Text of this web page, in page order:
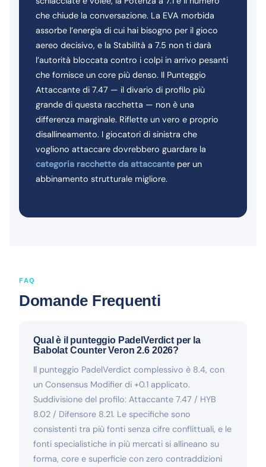
che chiude la conversazione. La EVA morbida
assorbe l’energia di cui hai bisogno per il gioco
aereo decisivo, e la Stabilità a 7.5 non ti darà
l’autorità bloccata contro i colpi in arrivo pesanti
che fornisce un core più denso. Il Punteggio
Attaccante di 7.47 — il divario di profilo più
grande di questa racchetta — non è una
differenza marginale. Riflette un vero e proprio
disallineamento. I giocatori di sinistra che
vogliono attaccare dovrebbero guardare la
categoria racchette da attaccanteper un
abbinamento strutturale migliore.
FAQ
Domande Frequenti
Qual è il punteggio PadelVerdict per la
Babolat Counter Veron 2.6 2026?
Il punteggio PadelVerdict complessivo è 8.4, con
un Consensus Modifier di +0.1 applicato.
Suddivisione del profilo: Attaccante 7.47 / HYB
8.02 / Difensore 8.21. Le specifiche sono
consistenti tra più fonti senza cifre conflittuali, e le
fonti specialistiche in più mercati si allineano su
forma, core e superficie con zero contraddizioni